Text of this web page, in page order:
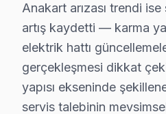
Hisense TV Teknik
Avcılar'de Hisense
Avcılar Servisinde Hisense
1. Avcılar'de ULED
2. Avcılar'de VIDAA
Anakart arızası trendi
artış kaydetti — karma
elektrik hattı
gerçekleşmesi dikkat
yapısı ekseninde
servis talebinin